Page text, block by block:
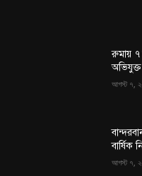
রুমায় ৭
অভিযুক্ত
আগস্ট ৭,
বার্ষিক
আগস্ট ৭,